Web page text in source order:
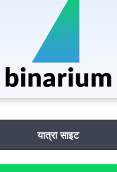
यात्रा साइट